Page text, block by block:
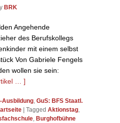
BRK
Angehende
des Berufskollegs
mit einem selbst
Von Gabriele Fengels
wollen sie sein:
… ]
Ausbildung, GuS: BFS Staatl.
| Tagged Aktionstag,
, Burghofbühne